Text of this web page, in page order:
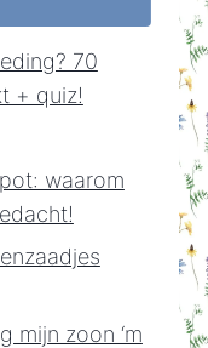
70
+ quiz!
waarom
mijn zoon ‘m